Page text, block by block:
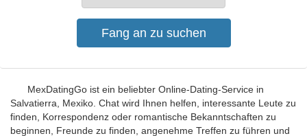
MexDatingGo ist ein beliebter Online-Dating-Service in
Salvatierra, Mexiko. Chat wird Ihnen helfen, interessante Leute zu
finden, Korrespondenz oder romantische Bekanntschaften zu
beginnen, Freunde zu finden, angenehme Treffen zu führen und